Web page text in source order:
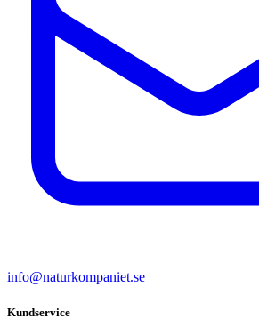
info@naturkompaniet.se
Kundservice